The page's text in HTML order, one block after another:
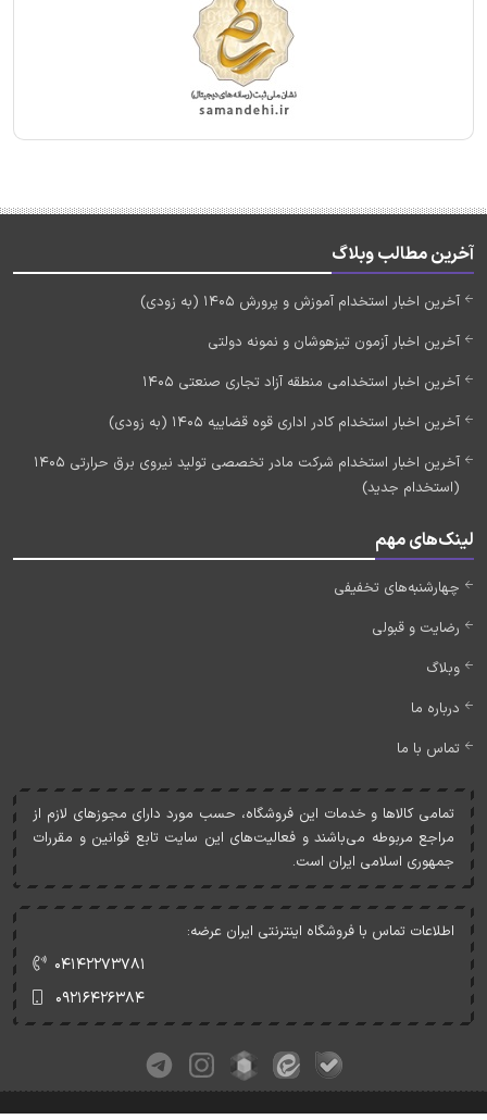
آخرین مطالب وبلاگ
آخرین اخبار استخدام آموزش و پرورش 1405 (به زودی)
آخرین اخبار آزمون تیزهوشان و نمونه دولتی
آخرین اخبار استخدامی منطقه آزاد تجاری صنعتی 1405
آخرین اخبار استخدام کادر اداری قوه قضاییه 1405 (به زودی)
آخرین اخبار استخدام شرکت مادر تخصصی تولید نیروی برق حرارتی 1405
(استخدام جدید)
لینک‌های مهم
چهارشنبه‌های تخفیفی
رضایت و قبولی
وبلاگ
درباره ما
تماس با ما
تمامی کالاها و خدمات اين فروشگاه، حسب مورد دارای مجوزهای لازم از
مراجع مربوطه می‌باشند و فعاليت‌های اين سايت تابع قوانين و مقررات
جمهوری اسلامی ايران است.
اطلاعات تماس با فروشگاه اینترنتی ایران عرضه:
۰۴۱۴۲۲۷۳۷۸۱
۰۹۲۱۶۴۲۶۳۸۴